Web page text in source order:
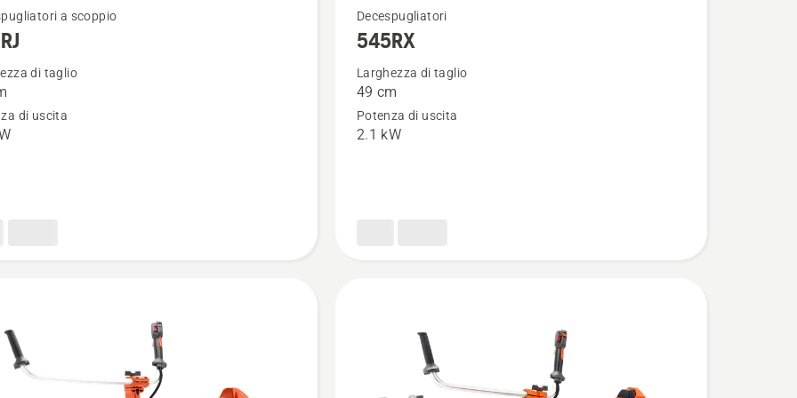
a scoppio
di taglio
di uscita
Vedi
maggiori
dettagli
545RX
Decespugliatori
545RX
Larghezza di taglio
49 cm
Potenza di uscita
2.1 kW